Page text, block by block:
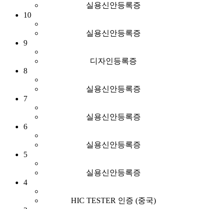
실용신안등록증
10
실용신안등록증
9
디자인등록증
8
실용신안등록증
7
실용신안등록증
6
실용신안등록증
5
실용신안등록증
4
HIC TESTER 인증 (중국)